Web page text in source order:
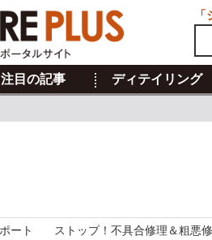
注目の記事 ディテイリング
ート ストップ！不具合修理＆粗悪